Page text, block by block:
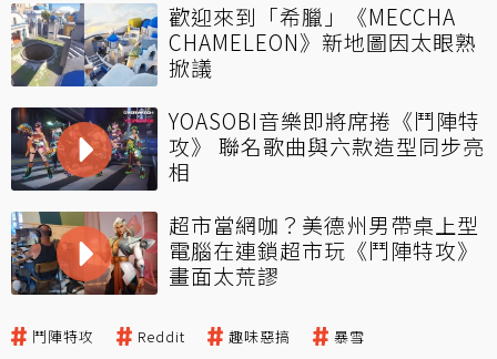
歡迎來到「希臘」《MECCHA
CHAMELEON》新地圖因太眼熟
掀議
YOASOBI音樂即將席捲《鬥陣特
攻》 聯名歌曲與六款造型同步亮
相
超市當網咖？美德州男帶桌上型
電腦在連鎖超市玩《鬥陣特攻》
畫面太荒謬
鬥陣特攻 Reddit 趣味惡搞 暴雪